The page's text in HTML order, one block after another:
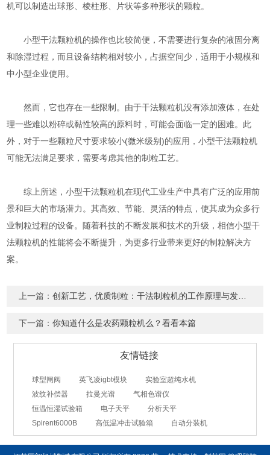
机可以制造出球形、棱柱形、片状等多种形状的颗粒。
小型干法颗粒机的操作也比较简便，不需要进行复杂的液固分离
和除湿过程，而且设备结构相对较小，占据空间少，适用于小规模和
中小型企业使用。
然而，它也存在一些限制。由于干法颗粒机没有添加液体，在处
理一些难以粉碎或黏性较高的原料时，可能会面临一定的困难。此
外，对于一些颗粒尺寸要求较小(微米级别)的应用，小型干法颗粒机
可能无法满足要求，需要考虑其他的制粒工艺。
综上所述，小型干法颗粒机在现代工业生产中具有广泛的应用前
景和巨大的市场潜力。其高效、节能、灵活的特点，使其成为众多行
业制粒过程的设备。随着科技的不断发展和技术的升级，相信小型干
法颗粒机的性能将会不断提升，为更多行业带来更好的制粒解决方
案。
上一篇：创新工艺，优质制粒：干法制粒机的工作原理与发展趋势
下一篇：你知道什么是农药颗粒机么？看看本篇
友情链接
球型闸阀 英飞凌igbt模块
实验室超纯水机
波纹补偿器
拉曼光谱
气相色谱仪
恒温恒湿试验箱
电子天平
分析天平
Spirent6000B
高低温冲击试验箱 自动分装机